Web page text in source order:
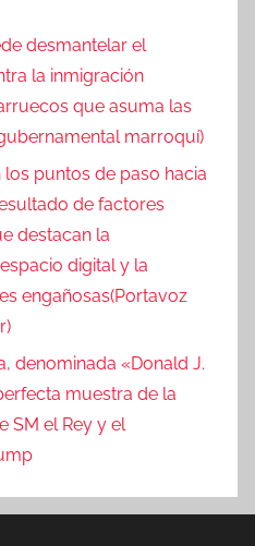
desmantelar el
la inmigración
que asuma las
marroquí)
puntos de paso hacia
de factores
destacan la
digital y la
engañosas(Portavoz
denominada «Donald J.
muestra de la
SM el Rey y el